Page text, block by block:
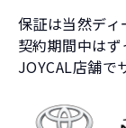
保証は当然ディ
契約期間中は
JOYCAL店舗で